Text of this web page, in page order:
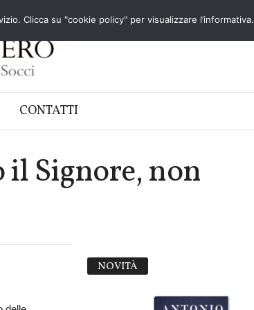
CONTATTI
il Signore, non
NOVITÀ
Clicca su "cookie policy" per visualizzare l’informativa.